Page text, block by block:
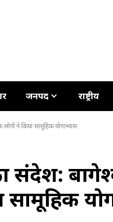
जनपद राष्ट्रीय
ने किया सामूहिक योगाभ्यास
संदेश: